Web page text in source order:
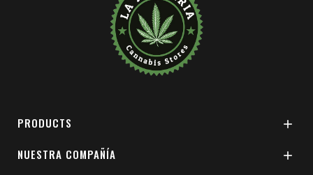
PRODUCTS 
NUESTRA COMPAÑÍA 